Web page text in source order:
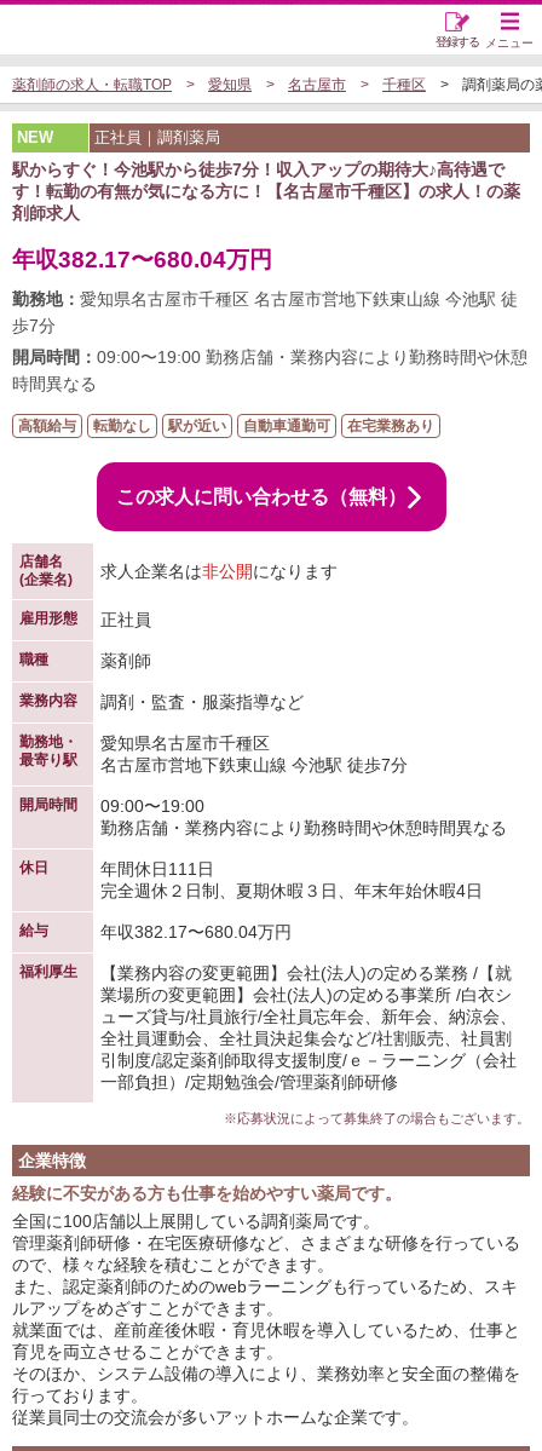
メニュー
登録する
薬剤師の求人・転職TOP 愛知県 名古屋市 千種区 調剤薬局の
NEW 正社員｜調剤薬局
駅からすぐ！今池駅から徒歩7分！収入アップの期待大♪高待遇で
す！転勤の有無が気になる方に！【名古屋市千種区】の求人！の薬
剤師求人
年収382.17〜680.04万円
勤務地： 愛知県名古屋市千種区 名古屋市営地下鉄東山線 今池駅 徒
歩7分
開局時間： 09:00〜19:00 勤務店舗・業務内容により勤務時間や休憩
時間異なる
高額給与 転勤なし 駅が近い 自動車通勤可 在宅業務あり
この求人に問い合わせる（無料）
店舗名
(企業名)
求人企業名は非公開になります
雇用形態 正社員
職種 薬剤師
業務内容 調剤・監査・服薬指導など
勤務地・
最寄り駅
愛知県名古屋市千種区
名古屋市営地下鉄東山線 今池駅 徒歩7分
開局時間
09:00〜19:00
勤務店舗・業務内容により勤務時間や休憩時間異なる
休日
年間休日111日
完全週休２日制、夏期休暇３日、年末年始休暇4日
給与 年収382.17〜680.04万円
福利厚生
【業務内容の変更範囲】会社(法人)の定める業務 /【就
業場所の変更範囲】会社(法人)の定める事業所 /白衣シ
ューズ貸与/社員旅行/全社員忘年会、新年会、納涼会、
全社員運動会、全社員決起集会など/社割販売、社員割
引制度/認定薬剤師取得支援制度/ｅ－ラーニング（会社
一部負担）/定期勉強会/管理薬剤師研修
※応募状況によって募集終了の場合もございます。
企業特徴
経験に不安がある方も仕事を始めやすい薬局です。
全国に100店舗以上展開している調剤薬局です。
管理薬剤師研修・在宅医療研修など、さまざまな研修を行っている
ので、様々な経験を積むことができます。
また、認定薬剤師のためのwebラーニングも行っているため、スキ
ルアップをめざすことができます。
就業面では、産前産後休暇・育児休暇を導入しているため、仕事と
育児を両立させることができます。
そのほか、システム設備の導入により、業務効率と安全面の整備を
行っております。
従業員同士の交流会が多いアットホームな企業です。